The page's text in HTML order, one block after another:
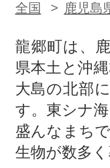
全国 鹿児島
龍郷町は、
県本土と沖
大島の北部
す。東シナ
盛んなまち
生物が数多